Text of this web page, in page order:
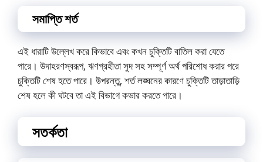
সমাপ্তি শর্ত
এই ধারাটি উল্লেখ করে কিভাবে এবং কখন চুক্তিটি বাতিল করা যেতে
পারে। উদাহরণস্বরূপ, ঋণগ্রহীতা সুদ সহ সম্পূর্ণ অর্থ পরিশোধ করার পরে
চুক্তিটি শেষ হতে পারে। উপরন্তু, শর্ত লঙ্ঘনের কারণে চুক্তিটি তাড়াতাড়ি
শেষ হলে কী ঘটবে তা এই বিভাগে কভার করতে পারে।
সতর্কতা